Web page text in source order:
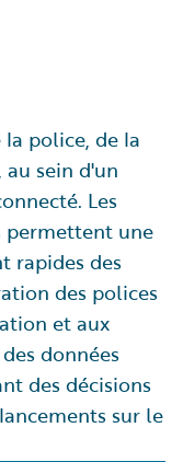
police, de la
sein d'un
Les
permettent une
rapides des
des polices
et aux
données
des décisions
sur le